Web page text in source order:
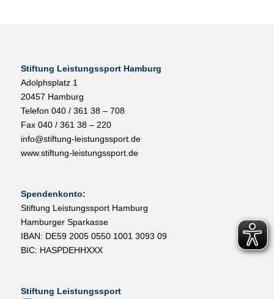
Stiftung Leistungssport Hamburg
Adolphsplatz 1
20457 Hamburg
Telefon 040 / 361 38 – 708
Fax 040 / 361 38 – 220
info@stiftung-leistungssport.de
www.stiftung-leistungssport.de
Spendenkonto:
Stiftung Leistungssport Hamburg
Hamburger Sparkasse
IBAN: DE59 2005 0550 1001 3093 09
BIC: HASPDEHHXXX
Stiftung Leistungssport